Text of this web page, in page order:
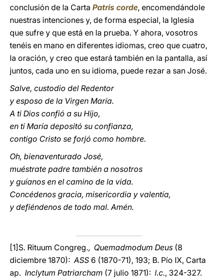
conclusión de la Carta Patris corde, encomendándole
nuestras intenciones y, de forma especial, la Iglesia
que sufre y que está en la prueba. Y ahora, vosotros
tenéis en mano en diferentes idiomas, creo que cuatro,
la oración, y creo que estará también en la pantalla, así
juntos, cada uno en su idioma, puede rezar a san José.
Salve, custodio del Redentor
y esposo de la Virgen María.
A ti Dios confió a su Hijo,
en ti María depositó su confianza,
contigo Cristo se forjó como hombre.
Oh, bienaventurado José,
muéstrate padre también a nosotros
y guíanos en el camino de la vida.
Concédenos gracia, misericordia y valentía,
y defiéndenos de todo mal. Amén.
[1]S. Rituum Congreg., Quemadmodum Deus (8
diciembre 1870):ASS 6 (1870-71), 193; B. Pío IX, Carta
ap. Inclytum Patriarcham (7 julio 1871): l.c., 324-327.